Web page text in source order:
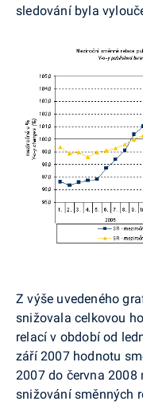
sledování byla
Z výše uvedeného
snižovala celkovou
relací v období od
září 2007 hodnotu
2007 do června
snižování směnných